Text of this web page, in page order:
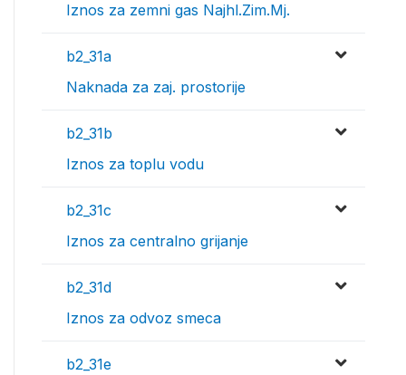
Iznos za zemni gas Najhl.Zim.Mj.
b2_31a
Naknada za zaj. prostorije
b2_31b
Iznos za toplu vodu
b2_31c
Iznos za centralno grijanje
b2_31d
Iznos za odvoz smeca
b2_31e